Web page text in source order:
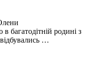
багатодітній родині з
…